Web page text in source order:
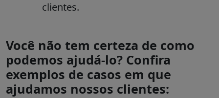
clientes.
Você não tem certeza de como
podemos ajudá-lo? Confira
exemplos de casos em que
ajudamos nossos clientes: